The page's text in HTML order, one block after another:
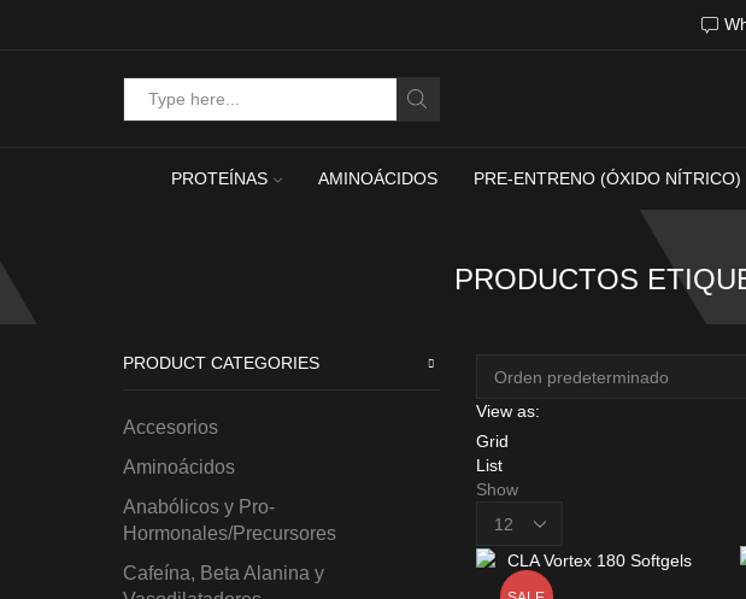
PROTEÍNAS AMINOÁCIDOS PRE-ENTRENO (ÓXIDO NÍTRICO)
PRODUCTOS
View as:
Grid
List
Show
per
page
PRODUCT CATEGORIES
Accesorios
Aminoácidos
Anabólicos y Pro-
Hormonales/Precursores
Cafeína, Beta Alanina y